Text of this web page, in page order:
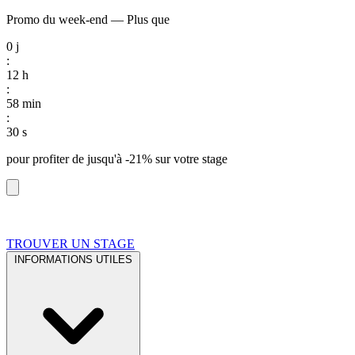
Promo du week-end — Plus que
0 j
:
12 h
:
58 min
:
29 s
pour profiter de jusqu'à -21% sur votre stage
TROUVER UN STAGE
INFORMATIONS UTILES